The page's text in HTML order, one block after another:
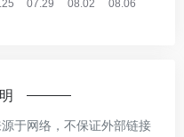
于网络，不保证外部链接